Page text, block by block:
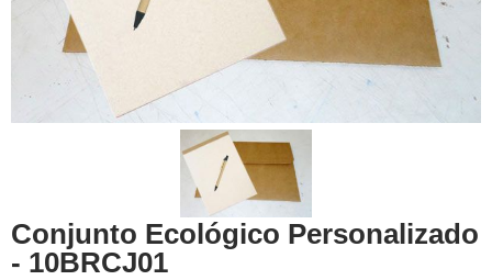
Conjunto Ecológico Personalizado
- 10BRCJ01